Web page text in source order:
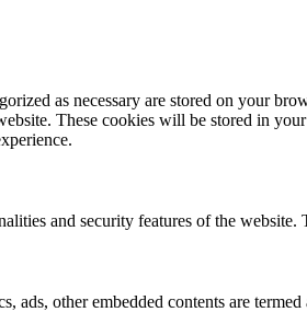
as necessary are stored on your
These cookies will be stored in
and security features of the website.
other embedded contents are termed